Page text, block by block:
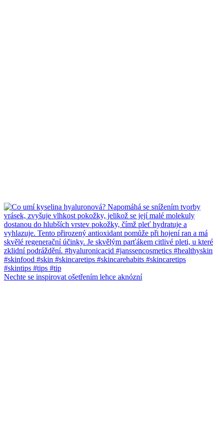
Nechte se inspirovat ošetřením lehce aknózní